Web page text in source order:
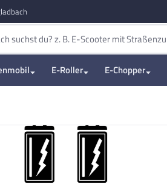
E-Roller E-Chopper